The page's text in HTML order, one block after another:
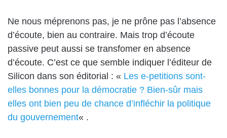
Ne nous méprenons pas, je ne prône pas l’absence
d’écoute, bien au contraire. Mais trop d’écoute
passive peut aussi se transfomer en absence
d’écoute. C’est ce que semble indiquer l’éditeur de
Silicon dans son éditorial : « Les e-petitions sont-
elles bonnes pour la démocratie ? Bien-sûr mais
elles ont bien peu de chance d’infléchir la politique
du gouvernement« .